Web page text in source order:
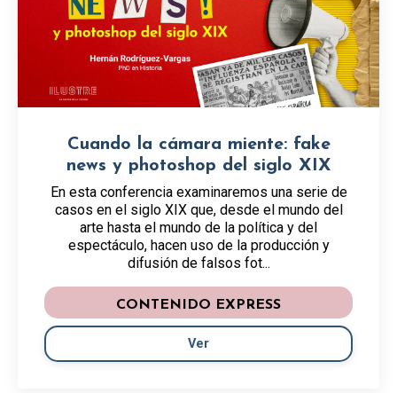
Cuando la cámara miente: fake
news y photoshop del siglo XIX
En esta conferencia examinaremos una serie de
casos en el siglo XIX que, desde el mundo del
arte hasta el mundo de la política y del
espectáculo, hacen uso de la producción y
difusión de falsos fot...
CONTENIDO EXPRESS
Ver